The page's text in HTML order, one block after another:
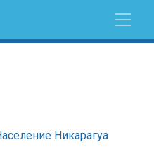
Никарагуа